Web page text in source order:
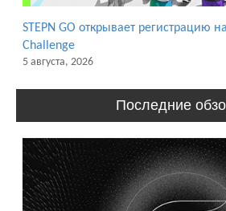
STEPN GO открывает регистрацию
Challenge
5 августа, 2026
Последние